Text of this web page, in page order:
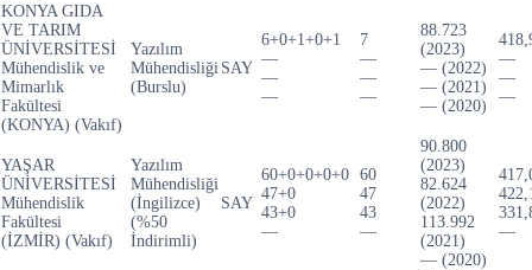
KONYA GIDA
VE TARIM
ÜNİVERSİTESİ
Mühendislik ve
Mimarlık
Fakültesi
(KONYA) (Vakıf)
Yazılım
Mühendisliği
(Burslu)
SAY
6+0+1+0+1
—
—
—
7
—
—
—
88.723
(2023)
— (2022)
— (2021)
— (2020)
—
—
—
YAŞAR
ÜNİVERSİTESİ
Mühendislik
Fakültesi
(İZMİR) (Vakıf)
Yazılım
Mühendisliği
(İngilizce)
(%50
İndirimli)
SAY
60+0+0+0+0
47+0
43+0
—
60
47
43
—
90.800
(2023)
82.624
(2022)
113.992
(2021)
— (2020)
—